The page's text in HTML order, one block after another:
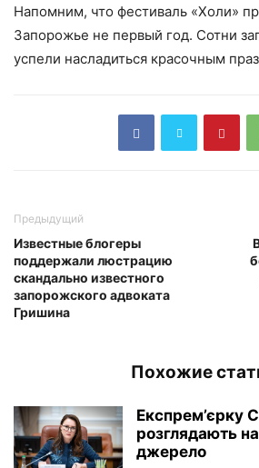
Напомним, что фестиваль «Холи»
Запорожье не первый год. Сотни
успели насладиться красочным
Предыдущий
Известные блогеры
поддержали люстрацию
скандально известного
запорожского адвоката
Гришина
Похожие
Експрем’єрку
розглядають
джерело